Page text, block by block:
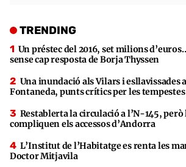
TRENDING
Un préstec del 2016, set milions
sense cap resposta de Borja Thyssen
Una inundació als Vilars i esllavissades
Fontaneda, punts crítics per les tempestes
Restablerta la circulació a l’N-145, però
compliquen els accessos d’Andorra
L’Institut de l’Habitatge es renta les
Doctor Mitjavila